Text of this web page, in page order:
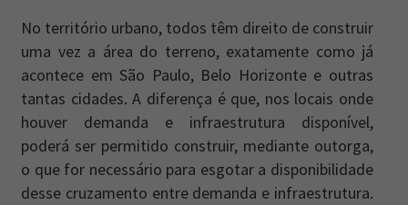
No território urbano, todos têm direito de construir
uma vez a área do terreno, exatamente como já
acontece em São Paulo, Belo Horizonte e outras
tantas cidades. A diferença é que, nos locais onde
houver demanda e infraestrutura disponível,
poderá ser permitido construir, mediante outorga,
o que for necessário para esgotar a disponibilidade
desse cruzamento entre demanda e infraestrutura.